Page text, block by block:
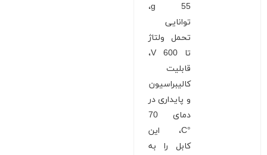
55 g،
توانایی
تحمل ولتاژ
تا 600 V،
قابلیت
کالیبراسیون
و پایداری در
دمای 70
°C، این
کابل را به